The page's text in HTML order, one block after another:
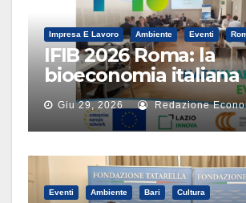
Impresa E Lavoro Ambiente Eventi
IFIB 2026 Roma: la
bioeconomia italiana
incontra i grandi
globali
Giu 29, 2026 Redazione
Eventi Ambiente Bari Cultura